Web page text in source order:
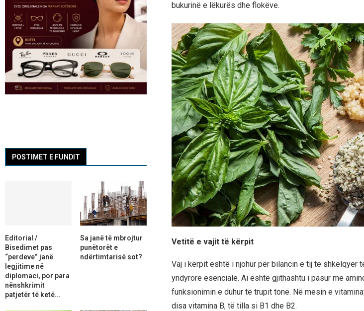
bukurinë e lëkurës dhe flokëve.
Vetitë e vajit të kërpit
Vaj i kërpit është i njohur për bilancin e tij të shkëlqyer
yndyrore esenciale. Ai është gjithashtu i pasur me
funksionimin e duhur të trupit tonë. Në mesin e
disa vitamina B, të tilla si B1 dhe B2.
POSTIMET E FUNDIT
Editorial /
Bisedimet pas
“perdeve” janë
legjitime në
diplomaci, por para
nënshkrimit
patjetër të ketë...
Sa janë të mbrojtur
punëtorët e
ndërtimtarisë sot?